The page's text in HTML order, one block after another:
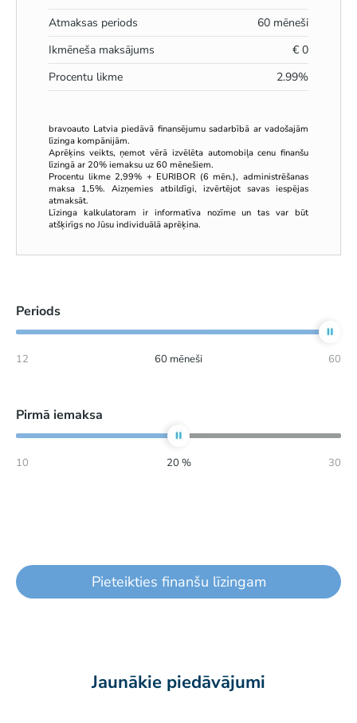
Atmaksas periods
60 mēneši
Ikmēneša maksājums
€ 0
Procentu likme
2.99%
bravoauto Latvia piedāvā finansējumu sadarbībā ar vadošajām
līzinga kompānijām.
Aprēķins veikts, ņemot vērā izvēlēta automobiļa cenu finanšu
līzingā ar 20% iemaksu uz 60 mēnešiem.
Procentu likme 2,99% + EURIBOR (6 mēn.), administrēšanas
maksa 1,5%. Aizņemies atbildīgi, izvērtējot savas iespējas
atmaksāt.
Līzinga kalkulatoram ir informatīva nozīme un tas var būt
atšķirīgs no Jūsu individuālā aprēķina.
Periods
12 60 mēneši 60
Pirmā iemaksa
10 20 % 30
Pieteikties finanšu līzingam
Jaunākie piedāvājumi